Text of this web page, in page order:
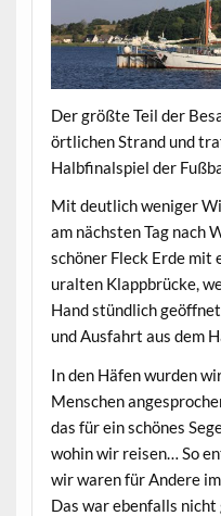
Der größte Teil der
örtlichen Strand und
Halbfinalspiel der
Mit deutlich weniger
am nächsten Tag nach
schöner Fleck Erde
uralten Klappbrücke,
Hand stündlich
und Ausfahrt aus dem
In den Häfen wurden
Menschen
das für ein schönes
wohin wir reisen… So
wir waren für Andere
Das war ebenfalls